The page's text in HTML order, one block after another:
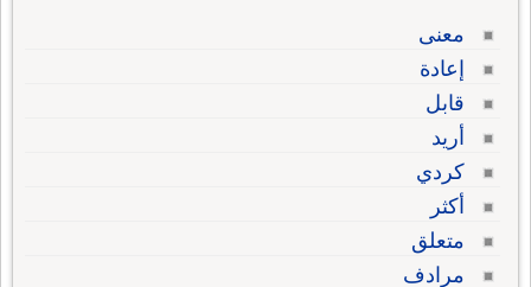
معنى
إعادة
قابل
أريد
كردي
أكثر
متعلق
مرادف